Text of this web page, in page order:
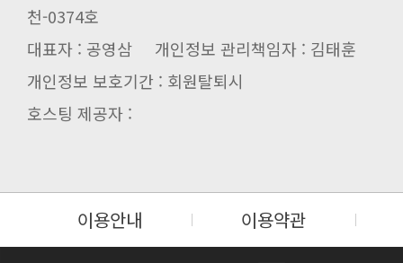
천-0374호
대표자 : 공영삼 개인정보 관리책임자 : 김태훈
개인정보 보호기간 : 회원탈퇴시
호스팅 제공자 :
이용안내 이용약관